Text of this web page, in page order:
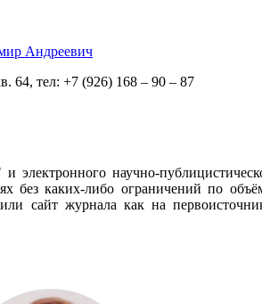
Андреевич
64, тел: +7 (926) 168 – 90 – 87
электронного научно-
каких-либо ограничений по
сайт журнала как на